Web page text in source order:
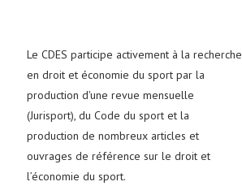
Le CDES participe activement à la recherche
en droit et économie du sport par la
production d'une revue mensuelle
(Jurisport), du Code du sport et la
production de nombreux articles et
ouvrages de référence sur le droit et
l’économie du sport.